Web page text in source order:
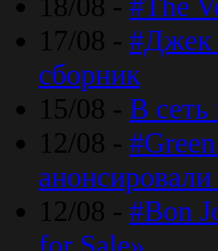
17/08 - #Джек
сборник
15/08 - В сеть
12/08 -
12/08 - #Bon